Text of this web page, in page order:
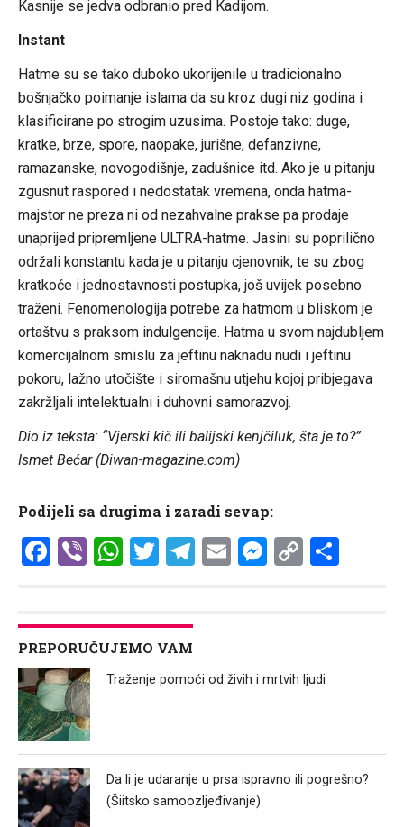
Kasnije se jedva odbranio pred Kadijom.
Instant
Hatme su se tako duboko ukorijenile u tradicionalno
bošnjačko poimanje islama da su kroz dugi niz godina i
klasificirane po strogim uzusima. Postoje tako: duge,
kratke, brze, spore, naopake, jurišne, defanzivne,
ramazanske, novogodišnje, zadušnice itd. Ako je u pitanju
zgusnut raspored i nedostatak vremena, onda hatma-
majstor ne preza ni od nezahvalne prakse pa prodaje
unaprijed pripremljene ULTRA-hatme. Jasini su poprilično
održali konstantu kada je u pitanju cjenovnik, te su zbog
kratkoće i jednostavnosti postupka, još uvijek posebno
traženi. Fenomenologija potrebe za hatmom u bliskom je
ortaštvu s praksom indulgencije. Hatma u svom najdubljem
komercijalnom smislu za jeftinu naknadu nudi i jeftinu
pokoru, lažno utočište i siromašnu utjehu kojoj pribjegava
zakržljali intelektualni i duhovni samorazvoj.
Dio iz teksta: “Vjerski kič ili balijski kenjčiluk, šta je to?”
Ismet Bećar (Diwan-magazine.com)
Podijeli sa drugima i zaradi sevap:
Facebook
ViberWhatsApp
Twitter
Telegram
Email Copy
PREPORUČUJEMO VAM
Traženje pomoći od živih i mrtvih ljudi
Da li je udaranje u prsa ispravno ili pogrešno?
(Šiitsko samoozljeđivanje)